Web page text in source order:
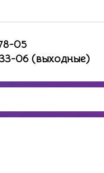
05
06 (выходные)